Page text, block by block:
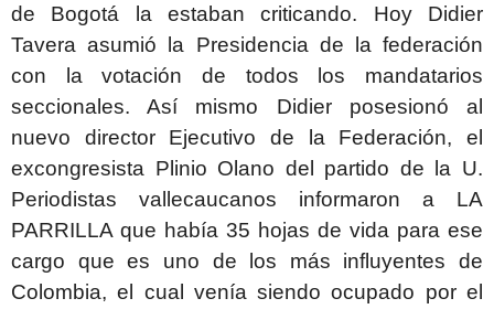
de Bogotá la estaban criticando. Hoy Didier
Tavera asumió la Presidencia de la federación
con la votación de todos los mandatarios
seccionales. Así mismo Didier posesionó al
nuevo director Ejecutivo de la Federación, el
excongresista Plinio Olano del partido de la U.
Periodistas vallecaucanos informaron a LA
PARRILLA que había 35 hojas de vida para ese
cargo que es uno de los más influyentes de
Colombia, el cual venía siendo ocupado por el